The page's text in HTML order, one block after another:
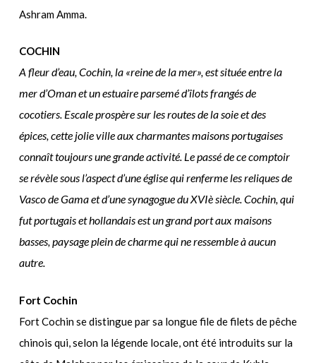
Ashram Amma.
COCHIN
A fleur d’eau, Cochin, la «reine de la mer», est située entre la
mer d’Oman et un estuaire parsemé d’îlots frangés de
cocotiers. Escale prospère sur les routes de la soie et des
épices, cette jolie ville aux charmantes maisons portugaises
connaît toujours une grande activité. Le passé de ce comptoir
se révèle sous l’aspect d’une église qui renferme les reliques de
Vasco de Gama et d’une synagogue du XVIè siècle. Cochin, qui
fut portugais et hollandais est un grand port aux maisons
basses, paysage plein de charme qui ne ressemble à aucun
autre.
Fort Cochin
Fort Cochin se distingue par sa longue file de filets de pêche
chinois qui, selon la légende locale, ont été introduits sur la